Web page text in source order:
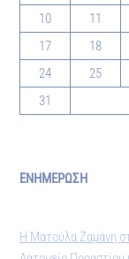
10
11
17
18
24
25
31
ΕΝΗΜΕΡΩΣΗ
Η Ματούλα Ζαμάνη